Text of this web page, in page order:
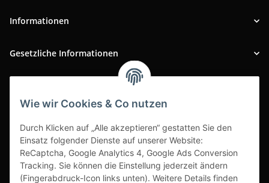
Wie wir Cookies & Co nutzen
Durch Klicken auf „Alle akzeptieren“ gestatten Sie den
Einsatz folgender Dienste auf unserer Website:
ReCaptcha, Google Analytics 4, Google Ads Conversion
Tracking. Sie können die Einstellung jederzeit ändern
(Fingerabdruck-Icon links unten). Weitere Details finden
Informationen
Gesetzliche Informationen